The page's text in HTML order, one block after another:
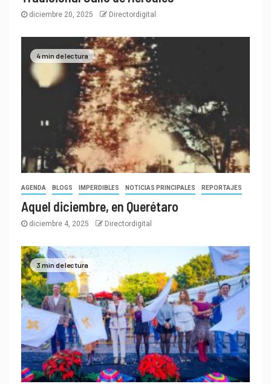
diciembre 20, 2025 Directordigital
4 min de lectura
AGENDA BLOGS IMPERDIBLES NOTICIAS PRINCIPALES REPORTAJES
Aquel diciembre, en Querétaro
diciembre 4, 2025 Directordigital
3 min de lectura